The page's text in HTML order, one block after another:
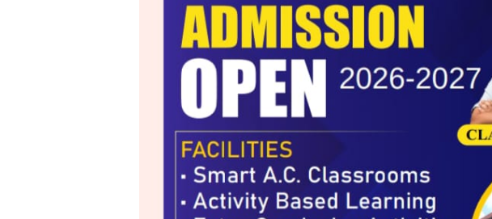
HTML / JS Code